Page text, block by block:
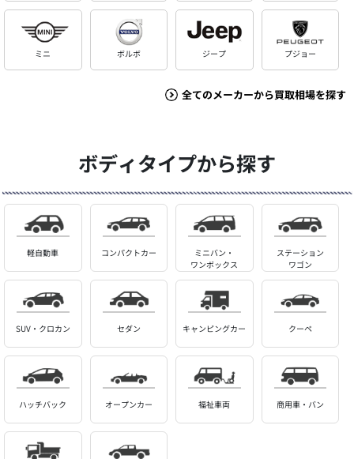
ミニ ボルボ ジープ プジョー
全てのメーカーから買取相場を探す
ボディタイプから探す
軽自動車 コンパクトカー
ミニバン・
ワンボックス
ステーション
ワゴン
SUV・クロカン セダン キャンピングカー クーペ
ハッチバック オープンカー 福祉車両 商用車・バン